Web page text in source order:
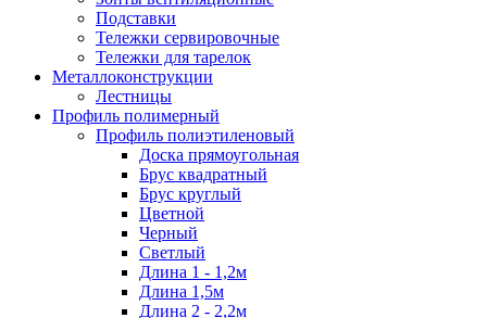
Подставки
Тележки сервировочные
Тележки для тарелок
Металлоконструкции
Лестницы
Профиль полимерный
Профиль полиэтиленовый
Доска прямоугольная
Брус квадратный
Брус круглый
Цветной
Черный
Светлый
Длина 1 - 1,2м
Длина 1,5м
Длина 2 - 2,2м